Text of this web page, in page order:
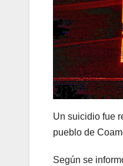
Un suicidio fue
pueblo de
Según se